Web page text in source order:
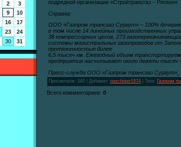
2
3
9
10
16
17
23
24
30 31
подрядной организации «Стройтрансгаз – Регион».
Справка:
ООО «Газпром трансгаз Сургут» – 100%
в том числе 14 линейных производственных
38 компрессорных цехов, 273
системы магистральных газопроводов от
протяженностью более
6,5 тысяч км. Ежегодный объем
предприятия насчитывает около девяти тысяч
Пресс-служба ООО «Газпром трансгаз Сургут»,
Просмотров: 240 | Добавил: rioschoter1974 Теги: Газпром
Всего комментариев: 0